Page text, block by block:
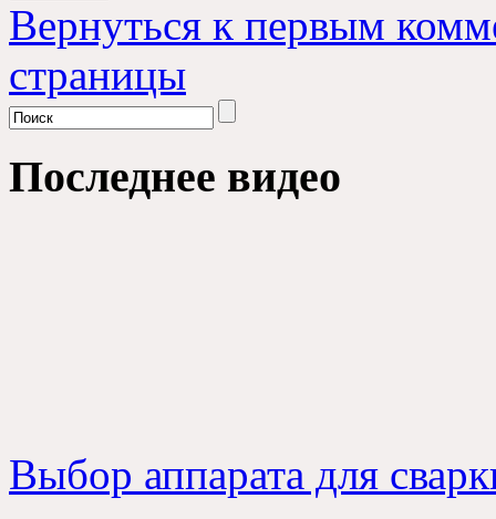
Вернуться к первым
страницы
Последнее видео
Выбор аппарата для